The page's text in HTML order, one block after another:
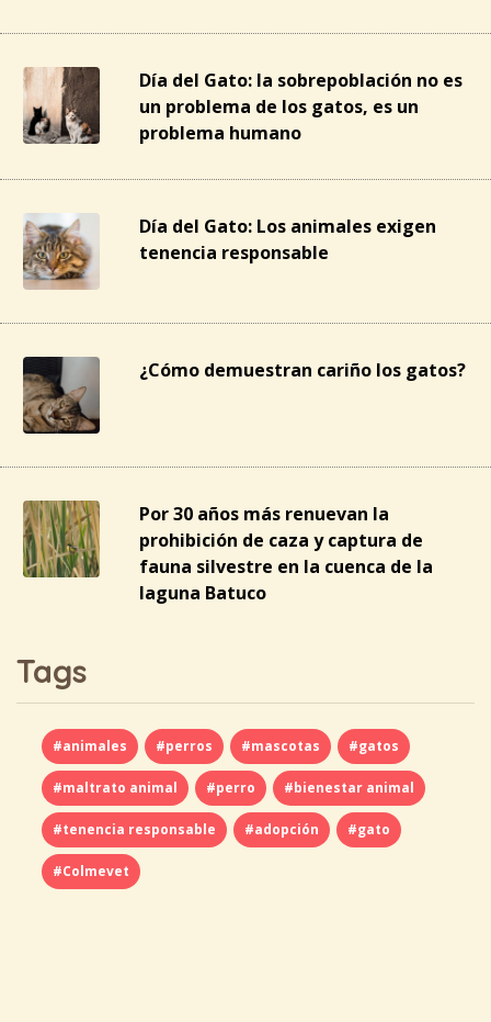
Día del Gato: la sobrepoblación no es
un problema de los gatos, es un
problema humano
Día del Gato: Los animales exigen
tenencia responsable
¿Cómo demuestran cariño los gatos?
Por 30 años más renuevan la
prohibición de caza y captura de
fauna silvestre en la cuenca de la
laguna Batuco
Tags
#animales #perros #mascotas #gatos
#maltrato animal #perro #bienestar animal
#tenencia responsable #adopción #gato
#Colmevet